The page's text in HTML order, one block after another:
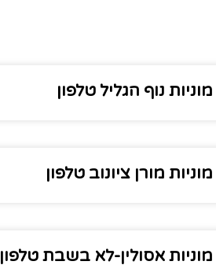
מוניות נוף הגליל טלפון
מוניות מורן ציונוב טלפון
מוניות אסולין-לא בשבת טלפון